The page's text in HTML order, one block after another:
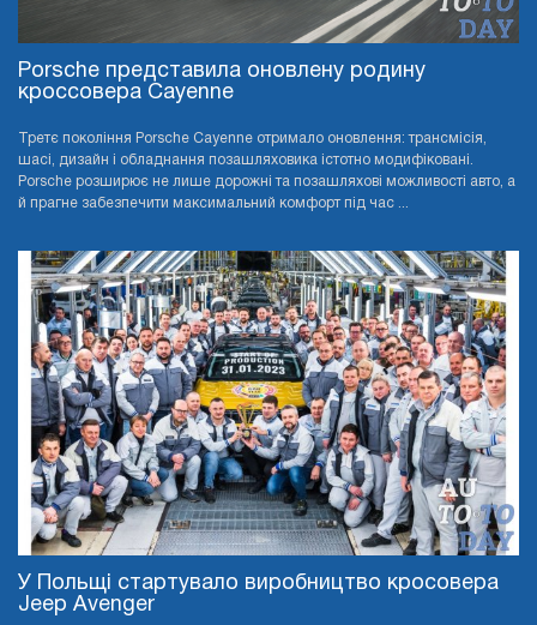
Porsche представила оновлену родину
кроссовера Cayenne
Третє покоління Porsche Cayenne отримало оновлення: трансмісія,
шасі, дизайн і обладнання позашляховика істотно модифіковані.
Porsche розширює не лише дорожні та позашляхові можливості авто, а
й прагне забезпечити максимальний комфорт під час ...
У Польщі стартувало виробництво кросовера
Jeep Avenger